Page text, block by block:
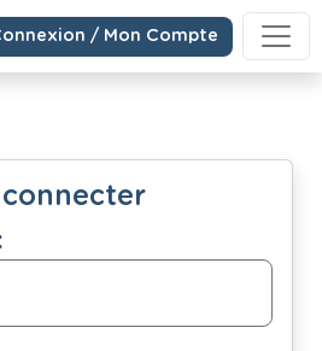
/ Mon Compte
connecter